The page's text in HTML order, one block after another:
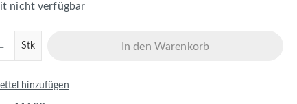
nicht verfügbar
Gib den gewünschten Wert ein
Stk In den Warenkorb
hinzufügen